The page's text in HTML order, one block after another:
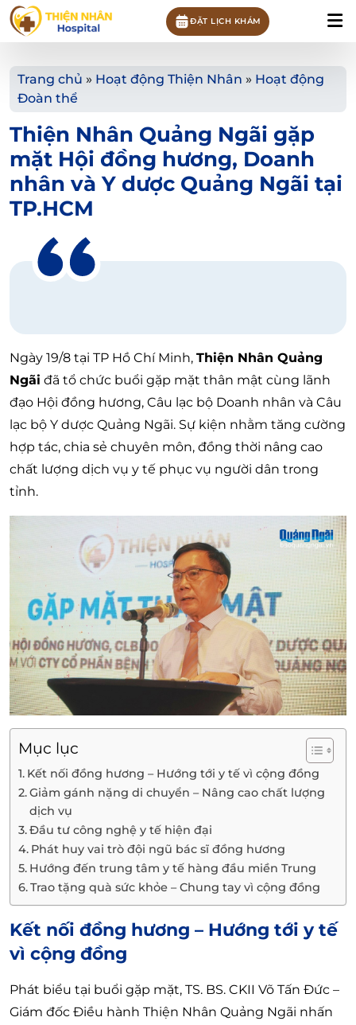
ĐẶT LỊCH KHÁM
Trang chủ » Hoạt động Thiện Nhân » Hoạt động
Đoàn thể
Thiện Nhân Quảng Ngãi gặp
mặt Hội đồng hương, Doanh
nhân và Y dược Quảng Ngãi tại
TP.HCM
Ngày 19/8 tại TP Hồ Chí Minh, Thiện Nhân Quảng
Ngãi đã tổ chức buổi gặp mặt thân mật cùng lãnh
đạo Hội đồng hương, Câu lạc bộ Doanh nhân và Câu
lạc bộ Y dược Quảng Ngãi. Sự kiện nhằm tăng cường
hợp tác, chia sẻ chuyên môn, đồng thời nâng cao
chất lượng dịch vụ y tế phục vụ người dân trong
tỉnh.
Mục lục
Kết nối đồng hương – Hướng tới y tế vì cộng đồng
Giảm gánh nặng di chuyển – Nâng cao chất lượng
dịch vụ
Đầu tư công nghệ y tế hiện đại
Phát huy vai trò đội ngũ bác sĩ đồng hương
Hướng đến trung tâm y tế hàng đầu miền Trung
Trao tặng quà sức khỏe – Chung tay vì cộng đồng
Kết nối đồng hương – Hướng tới y tế
vì cộng đồng
Phát biểu tại buổi gặp mặt, TS. BS. CKII Võ Tấn Đức –
Giám đốc Điều hành Thiện Nhân Quảng Ngãi nhấn